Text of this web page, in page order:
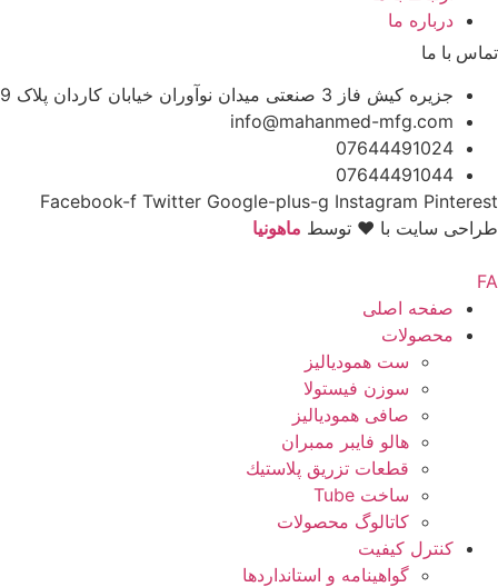
درباره ما
تماس با ما
جزیره کیش فاز 3 صنعتی میدان نوآوران خیابان کاردان پلاک 9
info@mahanmed-mfg.com
07644491024
07644491044
Facebook-f Twitter Google-plus-g Instagram Pinterest
طراحی سایت با ♥️ توسط ماهونیا
صفحه اصلی
محصولات
ست همودیالیز
سوزن فیستولا
صافی همودیالیز
هالو فایبر ممبران
قطعات تزريق پلاستيك
ساخت Tube
کاتالوگ محصولات
کنترل کیفیت
گواهينامه و استانداردها